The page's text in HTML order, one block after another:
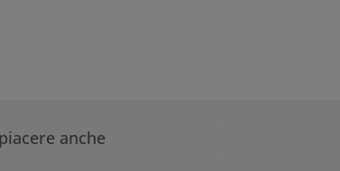
anche